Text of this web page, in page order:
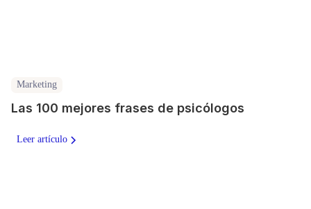
Marketing
Las 100 mejores frases de psicólogos
Leer artículo